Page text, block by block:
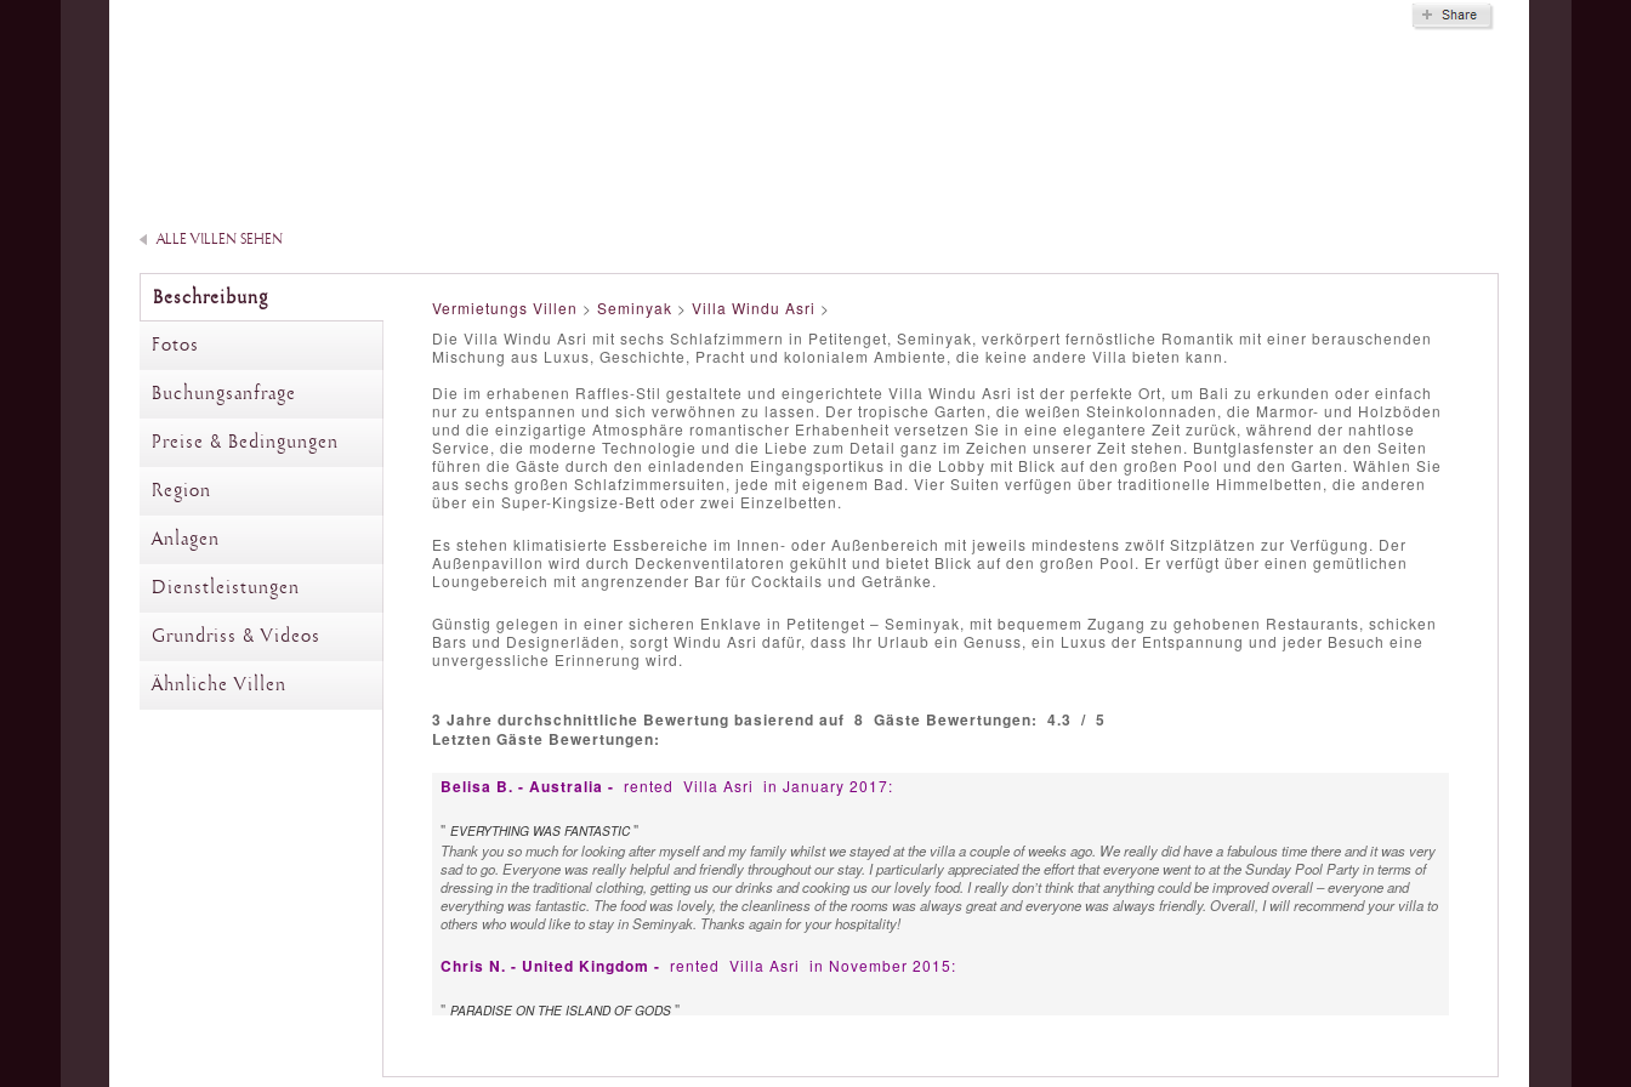
ALLE VILLEN SEHEN
Beschreibung
Fotos
Buchungsanfrage
Preise & Bedingungen
Region
Anlagen
Dienstleistungen
Grundriss & Videos
Ähnliche Villen
Vermietungs Villen > Seminyak > Villa Windu Asri >
Die Villa Windu Asri mit sechs Schlafzimmern in Petitenget, Seminyak, verkörpert fernöstliche Romantik mit einer berauschenden
Mischung aus Luxus, Geschichte, Pracht und kolonialem Ambiente, die keine andere Villa bieten kann.
Die im erhabenen Raffles-Stil gestaltete und eingerichtete Villa Windu Asri ist der perfekte Ort, um Bali zu erkunden oder einfach
nur zu entspannen und sich verwöhnen zu lassen. Der tropische Garten, die weißen Steinkolonnaden, die Marmor- und Holzböden
und die einzigartige Atmosphäre romantischer Erhabenheit versetzen Sie in eine elegantere Zeit zurück, während der nahtlose
Service, die moderne Technologie und die Liebe zum Detail ganz im Zeichen unserer Zeit stehen. Buntglasfenster an den Seiten
führen die Gäste durch den einladenden Eingangsportikus in die Lobby mit Blick auf den großen Pool und den Garten. Wählen Sie
aus sechs großen Schlafzimmersuiten, jede mit eigenem Bad. Vier Suiten verfügen über traditionelle Himmelbetten, die anderen
über ein Super-Kingsize-Bett oder zwei Einzelbetten.
Es stehen klimatisierte Essbereiche im Innen- oder Außenbereich mit jeweils mindestens zwölf Sitzplätzen zur Verfügung. Der
Außenpavillon wird durch Deckenventilatoren gekühlt und bietet Blick auf den großen Pool. Er verfügt über einen gemütlichen
Loungebereich mit angrenzender Bar für Cocktails und Getränke.
Günstig gelegen in einer sicheren Enklave in Petitenget – Seminyak, mit bequemem Zugang zu gehobenen Restaurants, schicken
Bars und Designerläden, sorgt Windu Asri dafür, dass Ihr Urlaub ein Genuss, ein Luxus der Entspannung und jeder Besuch eine
unvergessliche Erinnerung wird.
3 Jahre durchschnittliche Bewertung basierend auf 8 Gäste Bewertungen: 4.3 / 5
Letzten Gäste Bewertungen:
Belisa B. - Australia - rented Villa Asri in January 2017:
" EVERYTHING WAS FANTASTIC"
Thank you so much for looking after myself and my family whilst we stayed at the villa a couple of weeks ago. We really did have a fabulous time there and it was very
sad to go. Everyone was really helpful and friendly throughout our stay. I particularly appreciated the effort that everyone went to at the Sunday Pool Party in terms of
dressing in the traditional clothing, getting us our drinks and cooking us our lovely food. I really don’t think that anything could be improved overall – everyone and
everything was fantastic. The food was lovely, the cleanliness of the rooms was always great and everyone was always friendly. Overall, I will recommend your villa to
others who would like to stay in Seminyak. Thanks again for your hospitality!
Chris N. - United Kingdom - rented Villa Asri in November 2015:
" PARADISE ON THE ISLAND OF GODS "